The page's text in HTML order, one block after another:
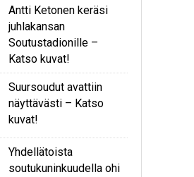
Antti Ketonen keräsi
juhlakansan
Soutustadionille –
Katso kuvat!
Suursoudut avattiin
näyttävästi – Katso
kuvat!
Yhdellätoista
soutukuninkuudella ohi